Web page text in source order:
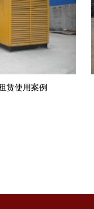
使用案例